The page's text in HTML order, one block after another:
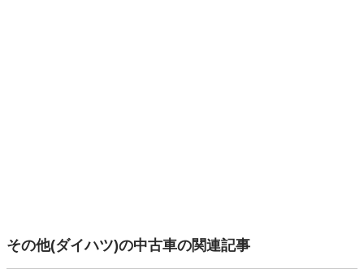
その他(ダイハツ)の中古車の関連記事